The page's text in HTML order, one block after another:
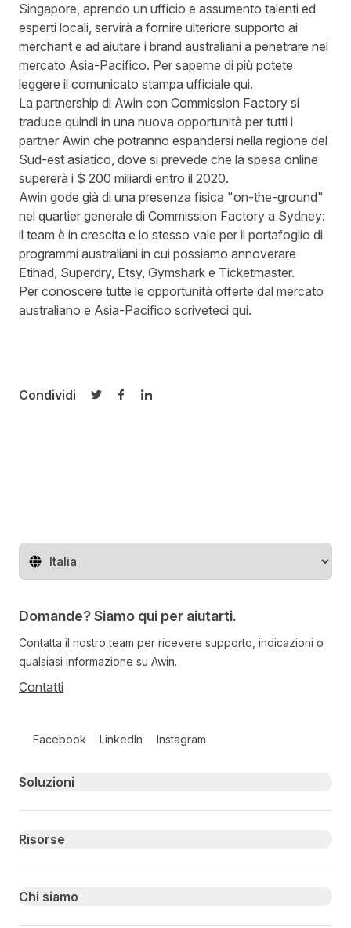
Singapore, aprendo un ufficio e assumento talenti ed
esperti locali, servirà a fornire ulteriore supporto ai
merchant e ad aiutare i brand australiani a penetrare nel
mercato Asia-Pacifico. Per saperne di più potete
leggere il comunicato stampa ufficiale qui.
La partnership di Awin con Commission Factory si
traduce quindi in una nuova opportunità per tutti i
partner Awin che potranno espandersi nella regione del
Sud-est asiatico, dove si prevede che la spesa online
supererà i $ 200 miliardi entro il 2020.
Awin gode già di una presenza fisica "on-the-ground"
nel quartier generale di Commission Factory a Sydney:
il team è in crescita e lo stesso vale per il portafoglio di
programmi australiani in cui possiamo annoverare
Etihad, Superdry, Etsy, Gymshark e Ticketmaster.
Per conoscere tutte le opportunità offerte dal mercato
australiano e Asia-Pacifico scriveteci qui.
Condividi
Condividi su Twitter
Condividi su Facebook
Condividi su LinkedIn
Cambia regione
Domande? Siamo qui per aiutarti.
Contatta il nostro team per ricevere supporto, indicazioni o
qualsiasi informazione su Awin.
Contatti
Facebook LinkedIn Instagram
Primary footer navigation
Soluzioni
Risorse
Chi siamo